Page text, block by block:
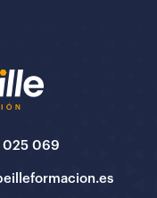
025 069